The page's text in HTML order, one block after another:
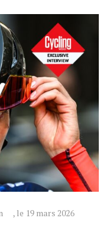
, le 19 mars 2026